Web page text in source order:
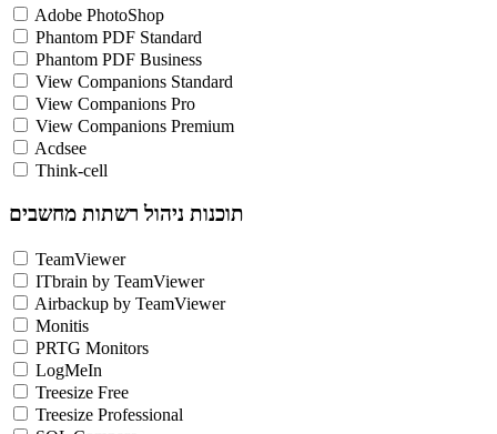
Adobe PhotoShop
Phantom PDF Standard
Phantom PDF Business
View Companions Standard
View Companions Pro
View Companions Premium
Acdsee
Think-cell
תוכנות ניהול רשתות מחשבים
TeamViewer
ITbrain by TeamViewer
Airbackup by TeamViewer
Monitis
PRTG Monitors
LogMeIn
Treesize Free
Treesize Professional